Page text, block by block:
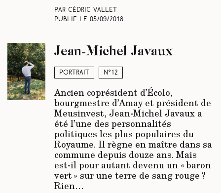
Par Cédric Vallet
Publié le 05/09/2018
Portrait N°12
Jean-Michel Javaux
Ancien coprésident d’Écolo,
bourgmestre d’Amay et président de
Meusinvest, Jean-Michel Javaux a
été l’une des personnalités
politiques les plus populaires du
Royaume. Il règne en maître dans sa
commune depuis douze ans. Mais
est-il pour autant devenu un « baron
vert » sur une terre de sang rouge ?
Rien…